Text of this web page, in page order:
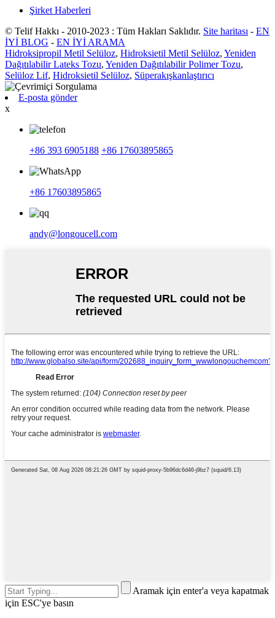
Şirket Haberleri
© Telif Hakkı - 2010-2023 : Tüm Hakları Saklıdır. Site haritası - EN
İYİ BLOG - EN İYİ ARAMA
Hidroksipropil Metil Selüloz, Hidroksietil Metil Selüloz, Yeniden
Dağıtılabilir Lateks Tozu, Yeniden Dağıtılabilir Polimer Tozu,
Selüloz Lif, Hidroksietil Selüloz, Süperakışkanlaştırıcı
E-posta gönder
x
+86 393 6905188 +86 17603895865
+86 17603895865
andy@longoucell.com
Aramak için enter'a veya kapatmak
için ESC'ye basın